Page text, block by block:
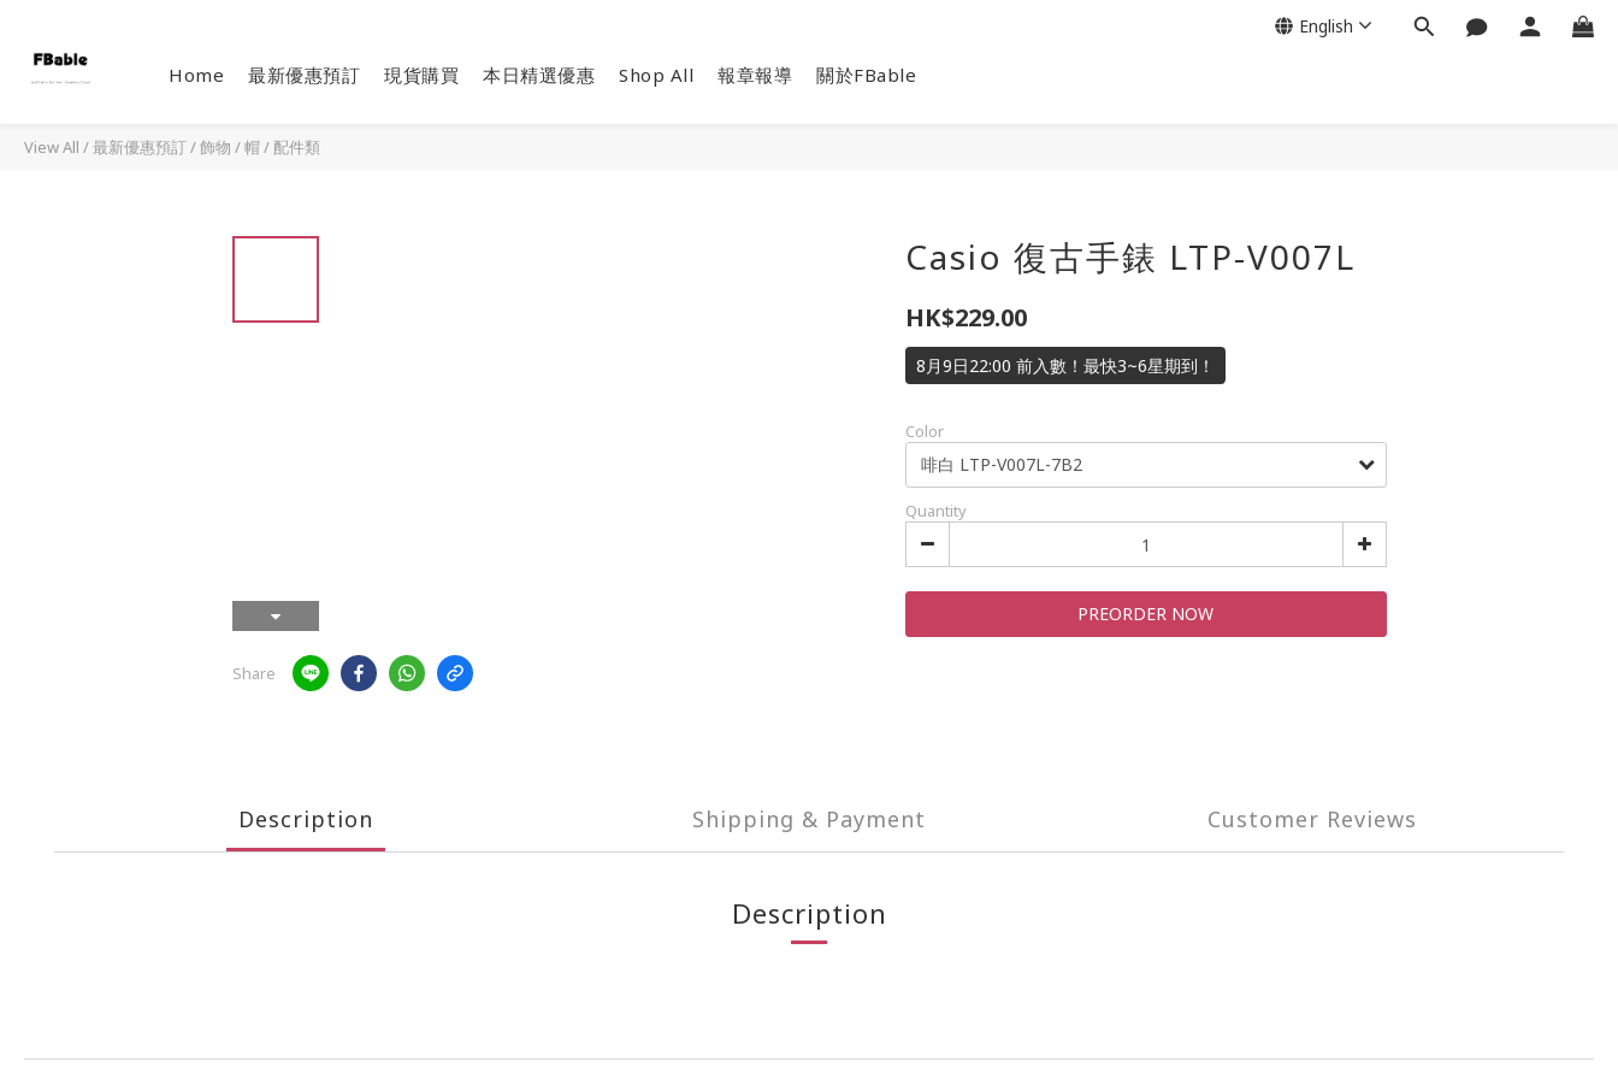
Home 最新優惠預訂 現貨購買 本日精選優惠 Shop All 報章報導 關於FBable
English
View All /最新優惠預訂/飾物 / 帽 / 配件類
Share
Casio 復古手錶 LTP-V007L
HK$229.00
8月9日22:00 前入數！最快3~6星期到！
Color
Quantity
PREORDER NOW
Description Shipping & Payment Customer Reviews
Description